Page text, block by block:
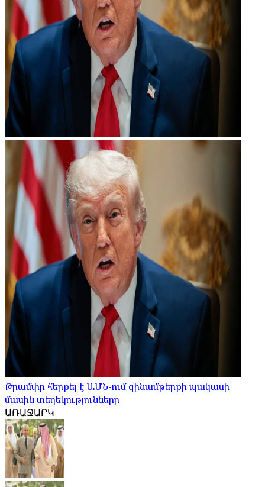
Թրամփը հերքել է ԱՄՆ-ում զինամթերքի պակասի
մասին տեղեկությունները
ԱՌԱՋԱՐԿ